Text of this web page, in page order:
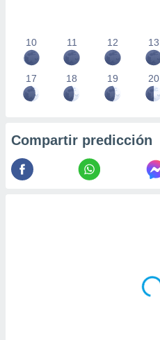
10 11 12 13
17 18 19 20
Compartir predicción